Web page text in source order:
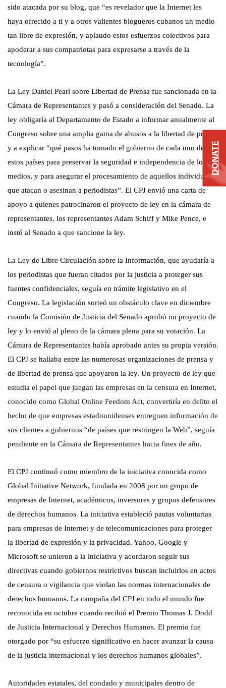
sido atacada por su blog, que “es revelador que la Internet les
haya ofrecido a ti y a otros valientes blogueros cubanos un medio
tan libre de expresión, y aplaudo estos esfuerzos colectivos para
apoderar a sus compatriotas para expresarse a través de la
tecnología”.
La Ley Daniel Pearl sobre Libertad de Prensa fue sancionada en la
Cámara de Representantes y pasó a consideración del Senado. La
ley obligaría al Departamento de Estado a informar anualmente al
Congreso sobre una amplia gama de abusos a la libertad de prensa
y a explicar “qué pasos ha tomado el gobierno de cada uno de
estos países para preservar la seguridad e independencia de los
medios, y para asegurar el procesamiento de aquellos individuos
que atacan o asesinan a periodistas”. El CPJ envió una carta de
apoyo a quienes patrocinaron el proyecto de ley en la cámara de
representantes, los representantes Adam Schiff y Mike Pence, e
instó al Senado a que sancione la ley.
La Ley de Libre Circulación sobre la Información, que ayudaría a
los periodistas que fueran citados por la justicia a proteger sus
fuentes confidenciales, seguía en trámite legislativo en el
Congreso. La legislación sorteó un obstáculo clave en diciembre
cuando la Comisión de Justicia del Senado aprobó un proyecto de
ley y lo envió al pleno de la cámara plena para su votación. La
Cámara de Representantes había aprobado antes su propia versión.
El CPJ se hallaba entre las numerosas organizaciones de prensa y
de libertad de prensa que apoyaron la ley. Un proyecto de ley que
estudia el papel que juegan las empresas en la censura en Internet,
conocido como Global Online Feedom Act, convertiría en delito el
hecho de que empresas estadounidenses entreguen información de
sus clientes a gobiernos “de países que restringen la Web”, seguía
pendiente en la Cámara de Representantes hacia fines de año.
El CPJ continuó como miembro de la iniciativa conocida como
Global Initiative Network, fundada en 2008 por un grupo de
empresas de Internet, académicos, inversores y grupos defensores
de derechos humanos. La iniciativa estableció pautas voluntarias
para empresas de Internet y de telecomunicaciones para proteger
la libertad de expresión y la privacidad. Yahoo, Google y
Microsoft se unieron a la iniciativa y acordaron seguir sus
directivas cuando gobiernos restrictivos buscan incluirlos en actos
de censura o vigilancia que violan las normas internacionales de
derechos humanos. La campaña del CPJ en todo el mundo fue
reconocida en octubre cuando recibió el Premio Thomas J. Dodd
de Justicia Internacional y Derechos Humanos. El premio fue
otorgado por “su esfuerzo significativo en hacer avanzar la causa
de la justicia internacional y los derechos humanos globales”.
Autoridades estatales, del condado y municipales dentro de
DONATE